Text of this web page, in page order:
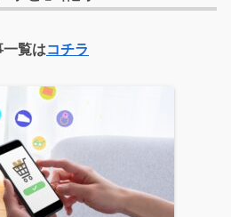
一覧はコチラ